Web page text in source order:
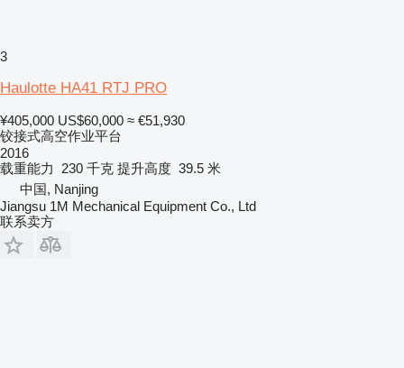
3
Haulotte HA41 RTJ PRO
¥405,000 US$60,000 ≈ €51,930
铰接式高空作业平台
2016
载重能力
230 千克 提升高度 39.5 米
中国, Nanjing
Jiangsu 1M Mechanical Equipment Co., Ltd
联系卖方